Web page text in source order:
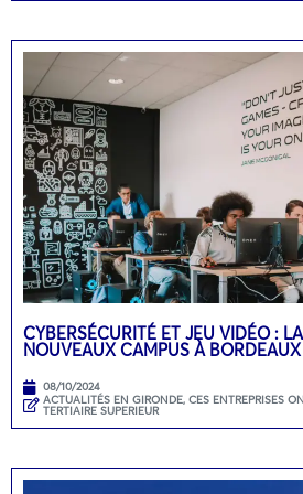
CYBERSÉCURITÉ ET JEU VIDÉO :
NOUVEAUX CAMPUS À BORDEAUX
08/10/2024
ACTUALITÉS EN GIRONDE, CES ENTREPRISES
TERTIAIRE SUPERIEUR